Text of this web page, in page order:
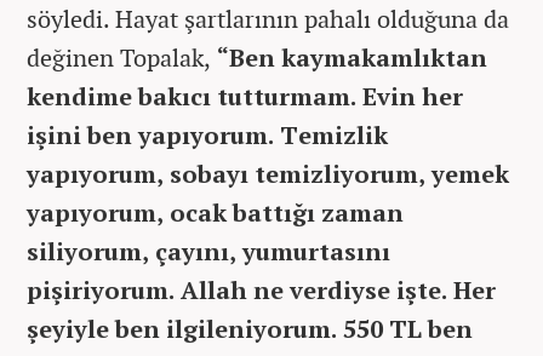
söyledi. Hayat şartlarının pahalı olduğuna da
değinen Topalak, “Ben kaymakamlıktan
kendime bakıcı tutturmam. Evin her
işini ben yapıyorum. Temizlik
yapıyorum, sobayı temizliyorum, yemek
yapıyorum, ocak battığı zaman
siliyorum, çayını, yumurtasını
pişiriyorum. Allah ne verdiyse işte. Her
şeyiyle ben ilgileniyorum. 550 TL ben